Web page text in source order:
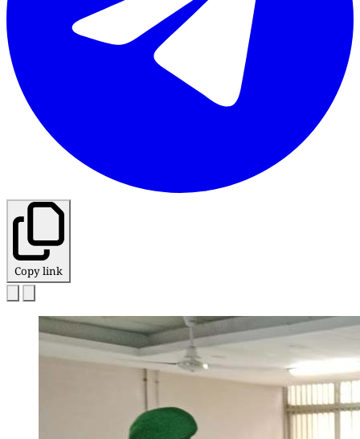
Copy link